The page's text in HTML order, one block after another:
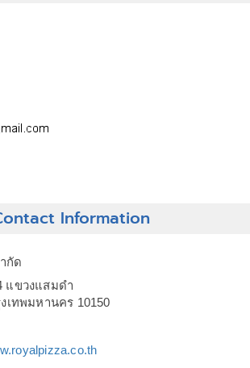
Information
กัด
แขวงแสมดำ
เทพมหานคร 10150